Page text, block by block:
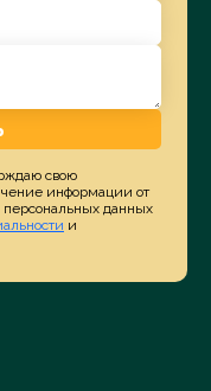
свою
информации от
персональных данных
и